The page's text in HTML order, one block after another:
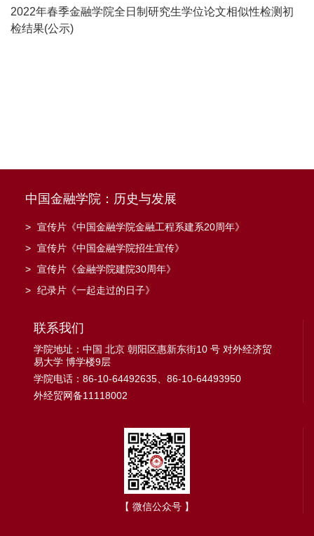
2022年春季金融学院全日制研究生学位论文相似性检测初
检结果(公示)
中国金融学院：历史与发展
> 宣传片《中国金融学院金融工程系建系20周年》
> 宣传片《中国金融学院招生宣传》
> 宣传片《金融学院建院30周年》
> 纪录片《一起走过的日子》
联系我们
学院地址：中国 北京 朝阳区惠新东街10 号 对外经济贸
易大学 博学楼9层
学院电话：86-10-64492635、86-10-64493950
外经贸网备11118002
【 微信公众号 】